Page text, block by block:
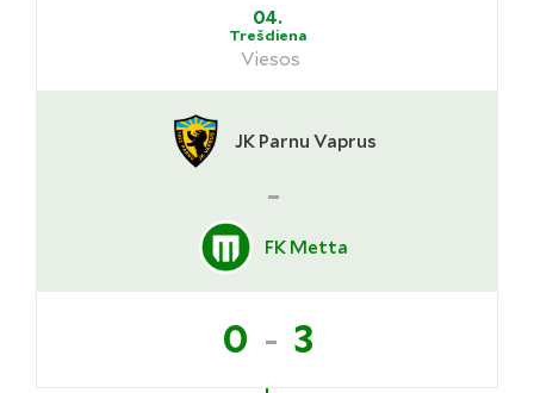
04.
Trešdiena
Viesos
JK Parnu Vaprus
-
FK Metta
0 - 3